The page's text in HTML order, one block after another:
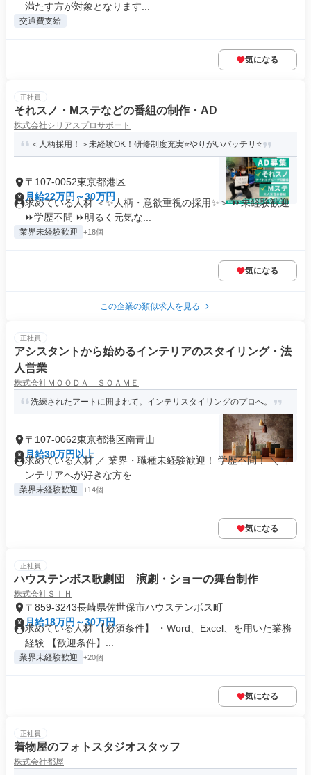
満たす方が対象となります...
交通費支給
気になる
正社員
それスノ・Mステなどの番組の制作・AD
株式会社シリアスプロサポート
＜人柄採用！＞未経験OK！研修制度充実⭐やりがいバッチリ⭐
〒107-0052東京都港区
月給22万円～30万円
求めている人材 ＜✨人柄・意欲重視の採用✨＞ ⏩未経験歓迎
⏩学歴不問 ⏩明るく元気な...
業界未経験歓迎 +18個
気になる
この企業の類似求人を見る
正社員
アシスタントから始めるインテリアのスタイリング・法
人営業
株式会社ＭＯＯＤＡ ＳＯＡＭＥ
洗練されたアートに囲まれて。インテリスタイリングのプロへ。
〒107-0062東京都港区南青山
月給30万円以上
求めている人材 ／ 業界・職種未経験歓迎！ 学歴不問！ ＼ イ
ンテリアへが好きな方を...
業界未経験歓迎 +14個
気になる
正社員
ハウステンボス歌劇団 演劇・ショーの舞台制作
株式会社ＳＩＨ
〒859-3243長崎県佐世保市ハウステンボス町
月給18万円～30万円
求めている人材 【必須条件】 ・Word、Excel、を用いた業務
経験 【歓迎条件】...
業界未経験歓迎 +20個
気になる
正社員
着物屋のフォトスタジオスタッフ
株式会社都屋